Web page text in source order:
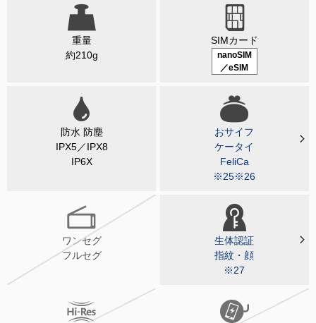
重量
約210g
SIMカード
nanoSIM
／eSIM
防水 防塵
IPX5／IPX8
IP6X
おサイフ
ケータイ
FeliCa
※25※26
ワンセグ
フルセグ
生体認証
指紋・顔
※27